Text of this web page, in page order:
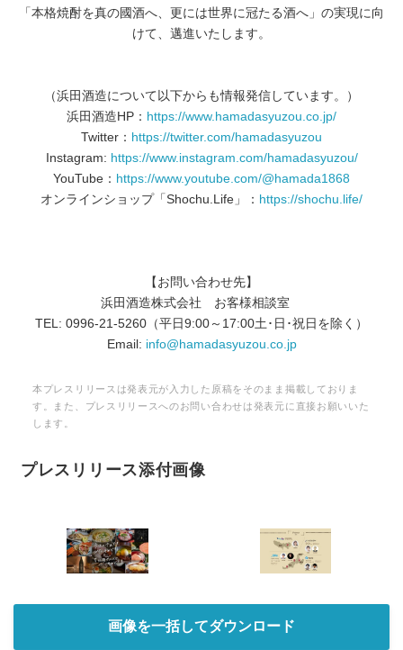
「本格焼酎を真の國酒へ、更には世界に冠たる酒へ」の実現に向
けて、邁進いたします。
（浜田酒造について以下からも情報発信しています。）
浜田酒造HP： https://www.hamadasyuzou.co.jp/
Twitter： https://twitter.com/hamadasyuzou
Instagram: https://www.instagram.com/hamadasyuzou/
YouTube： https://www.youtube.com/@hamada1868
オンラインショップ「Shochu.Life」： https://shochu.life/
【お問い合わせ先】
浜田酒造株式会社 お客様相談室
TEL: 0996-21-5260（平日9:00～17:00土･日･祝日を除く）
Email: info@hamadasyuzou.co.jp
本プレスリリースは発表元が入力した原稿をそのまま掲載しておりま
す。また、プレスリリースへのお問い合わせは発表元に直接お願いいた
します。
プレスリリース添付画像
画像を一括してダウンロード